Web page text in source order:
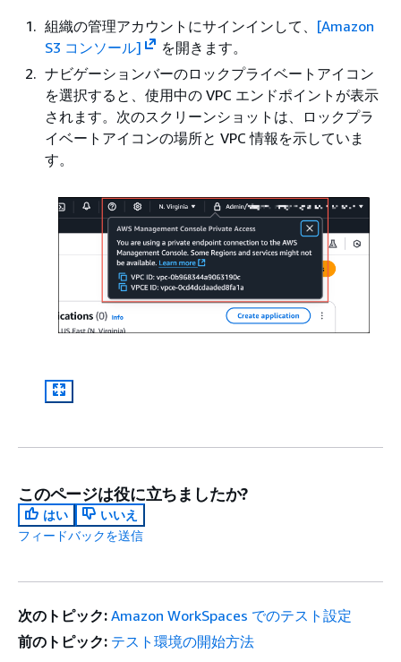
組織の管理アカウントにサインインして、 [Amazon
S3 コンソール]
を開きます。
ナビゲーションバーのロックプライベートアイコン
を選択すると、使用中の VPC エンドポイントが表示
されます。次のスクリーンショットは、ロックプラ
イベートアイコンの場所と VPC 情報を示していま
す。
このページは役に立ちましたか?
はい
いいえ
フィードバックを送信
次のトピック: Amazon WorkSpaces でのテスト設定
前のトピック: テスト環境の開始方法